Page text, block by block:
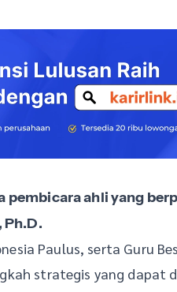
pembicara ahli yang
Ph.D.
Paulus, serta Guru
strategis yang dapat